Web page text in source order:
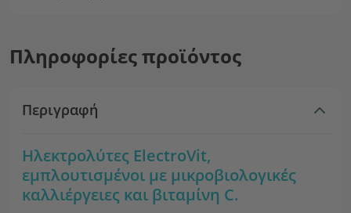
Πληροφορίες προϊόντος
Περιγραφή
Ηλεκτρολύτες ElectroVit,
εμπλουτισμένοι με μικροβιολογικές
καλλιέργειες και βιταμίνη C.